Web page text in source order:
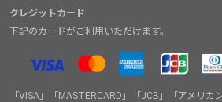
締まる。武士が出陣のときに被った
む侍の鉢巻きのように、危険を排除
て挑戦するとき、そのストラップを握
それが僕にとってのヘルメットです
クレジットカード
下記のカードがご利用いただけます。
「VISA」「MASTERCARD」「JCB」「アメリ